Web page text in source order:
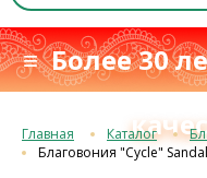
≡ Более 30
Главная Каталог
Благовония "Cycle"